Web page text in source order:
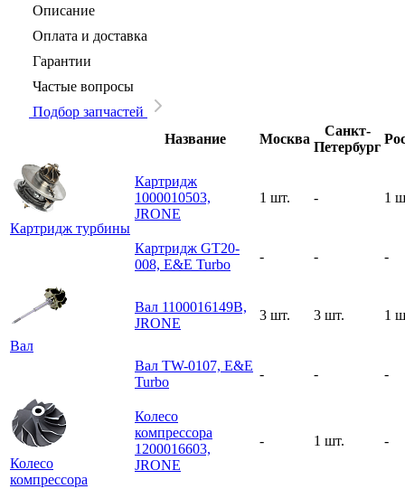
Описание
Оплата и доставка
Гарантии
Частые вопросы
Подбор запчастей
Название
Москва
Санкт-
Петербург
Картридж турбины
Картридж
1000010503,
JRONE
1 шт. - 1
Картридж GT20-
008, E&E Turbo
- - -
Вал
Вал 1100016149B,
JRONE
3 шт. 3 шт. 1
Вал TW-0107, E&E
Turbo
- - -
Колесо
компрессора
Колесо
компрессора
1200016603,
JRONE
- 1 шт. -